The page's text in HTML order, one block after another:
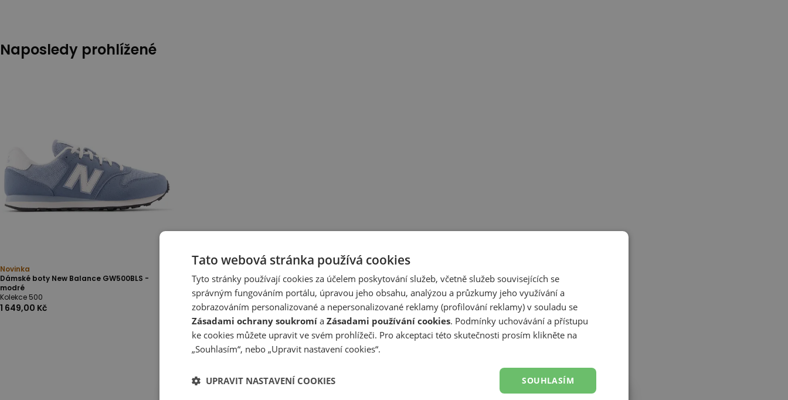
Naposledy prohlížené
Novinka
Dámské boty New Balance GW500BLS -
modré
Kolekce 500
1 649,00 Kč
Tato webová stránka používá cookies
Tyto stránky používají cookies za účelem poskytování služeb, včetně služeb souvisejících se
správným fungováním portálu, úpravou jeho obsahu, analýzou a průzkumy jeho využívání a
zobrazováním personalizované a nepersonalizované reklamy (profilování reklamy) v souladu se
Zásadami ochrany soukromí a Zásadami používání cookies. Podmínky uchovávání a přístupu
ke cookies můžete upravit ve svém prohlížeči. Pro akceptaci této skutečnosti prosím klikněte na
„Souhlasím“, nebo „Upravit nastavení cookies“.
SOUHLASÍM
UPRAVIT NASTAVENÍ COOKIES